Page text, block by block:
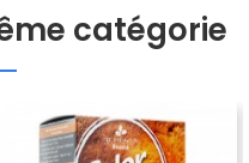
catégorie